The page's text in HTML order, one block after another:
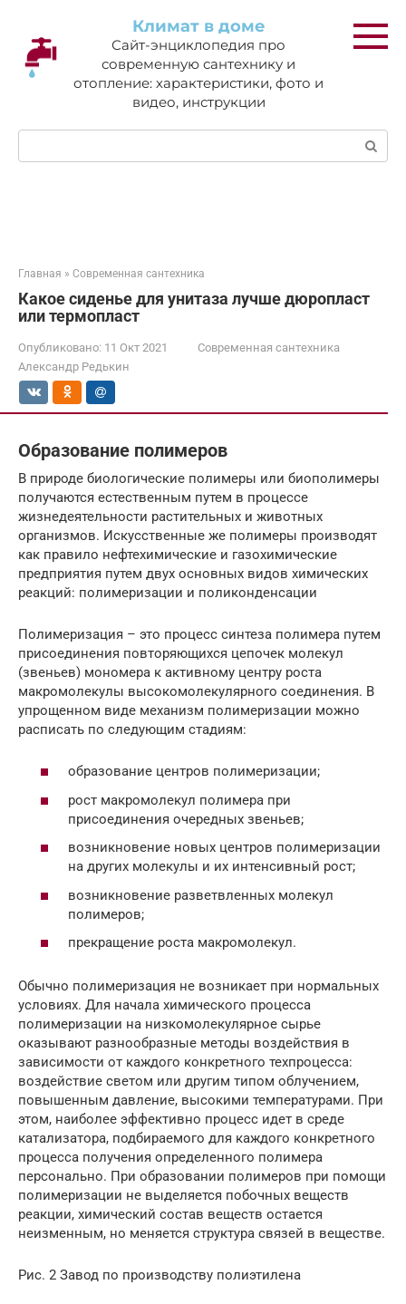
контенту
Климат в доме
Сайт-энциклопедия про
современную сантехнику и
отопление: характеристики, фото и
видео, инструкции
Поиск:
Главная » Современная сантехника
Какое сиденье для унитаза лучше дюропласт
или термопласт
Опубликовано: 11 Окт 2021
Современная сантехника
Александр Редькин
Образование полимеров
В природе биологические полимеры или биополимеры
получаются естественным путем в процессе
жизнедеятельности растительных и животных
организмов. Искусственные же полимеры производят
как правило нефтехимические и газохимические
предприятия путем двух основных видов химических
реакций: полимеризации и поликонденсации
Полимеризация – это процесс синтеза полимера путем
присоединения повторяющихся цепочек молекул
(звеньев) мономера к активному центру роста
макромолекулы высокомолекулярного соединения. В
упрощенном виде механизм полимеризации можно
расписать по следующим стадиям:
образование центров полимеризации;
рост макромолекул полимера при
присоединения очередных звеньев;
возникновение новых центров полимеризации
на других молекулы и их интенсивный рост;
возникновение разветвленных молекул
полимеров;
прекращение роста макромолекул.
Обычно полимеризация не возникает при нормальных
условиях. Для начала химического процесса
полимеризации на низкомолекулярное сырье
оказывают разнообразные методы воздействия в
зависимости от каждого конкретного техпроцесса:
воздействие светом или другим типом облучением,
повышенным давление, высокими температурами. При
этом, наиболее эффективно процесс идет в среде
катализатора, подбираемого для каждого конкретного
процесса получения определенного полимера
персонально. При образовании полимеров при помощи
полимеризации не выделяется побочных веществ
реакции, химический состав веществ остается
неизменным, но меняется структура связей в веществе.
Рис. 2 Завод по производству полиэтилена